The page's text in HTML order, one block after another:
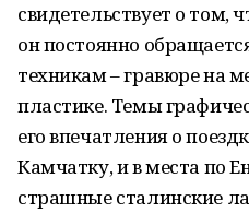
свидетельствует о том,
он постоянно
техникам – гравюре на
пластике. Темы
его впечатления о
Камчатку, и в места по
страшные сталинские